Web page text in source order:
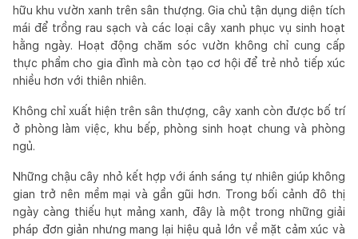
hữu khu vườn xanh trên sân thượng. Gia chủ tận dụng diện tích
mái để trồng rau sạch và các loại cây xanh phục vụ sinh hoạt
hằng ngày. Hoạt động chăm sóc vườn không chỉ cung cấp
thực phẩm cho gia đình mà còn tạo cơ hội để trẻ nhỏ tiếp xúc
nhiều hơn với thiên nhiên.
Không chỉ xuất hiện trên sân thượng, cây xanh còn được bố trí
ở phòng làm việc, khu bếp, phòng sinh hoạt chung và phòng
ngủ.
Những chậu cây nhỏ kết hợp với ánh sáng tự nhiên giúp không
gian trở nên mềm mại và gần gũi hơn. Trong bối cảnh đô thị
ngày càng thiếu hụt mảng xanh, đây là một trong những giải
pháp đơn giản nhưng mang lại hiệu quả lớn về mặt cảm xúc và